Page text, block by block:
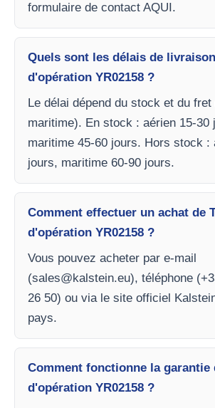
formulaire de contact AQUI.
Quels sont les délais de
d'opération YR02158 ?
Le délai dépend du stock et du fret
maritime). En stock : aérien 15-30
maritime 45-60 jours. Hors stock :
jours, maritime 60-90 jours.
Comment effectuer un achat de
d'opération YR02158 ?
Vous pouvez acheter par e-mail
(sales@kalstein.eu), téléphone
26 50) ou via le site officiel
pays.
Comment fonctionne la garantie
d'opération YR02158 ?